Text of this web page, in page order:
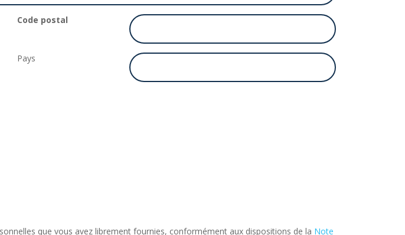
Code postal
Pays
que vous avez librement fournies, conformément aux dispositions de la Note